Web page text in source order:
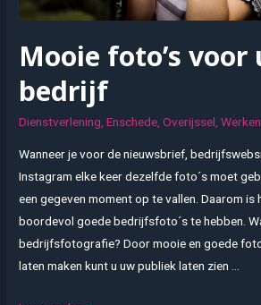
Mooie foto’s voor
bedrijf
Dienstverlening ,Enschede ,Overijssel ,Werken
Wanneer je voor de nieuwsbrief,
Instagram elke keer dezelfde foto´s moet
een gegeven moment op te vallen. Daarom is
boordevol goede bedrijfsfoto´s te hebben.
bedrijfsfotografie? Door mooie en goede
laten maken kunt u uw publiek laten zien …